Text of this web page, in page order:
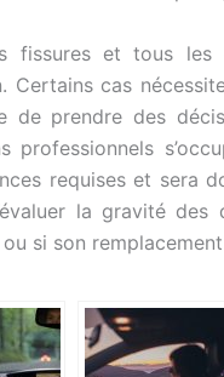
fissures et tous
Certains cas
de prendre des
professionnels
requises et sera
la gravité
si son